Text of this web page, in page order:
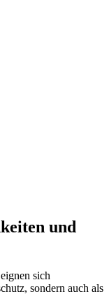
und
sich
sondern auch als